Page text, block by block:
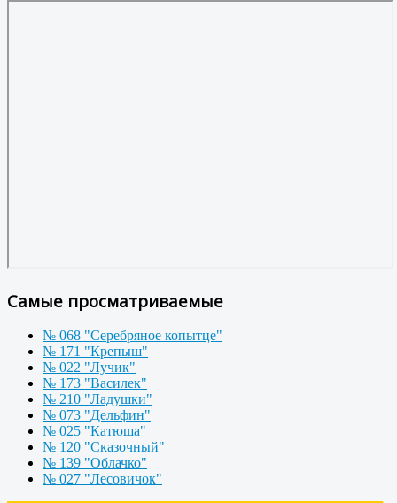
Самые просматриваемые
№ 068 "Серебряное копытце"
№ 171 "Крепыш"
№ 022 "Лучик"
№ 173 "Василек"
№ 210 "Ладушки"
№ 073 "Дельфин"
№ 025 "Катюша"
№ 120 "Сказочный"
№ 139 "Облачко"
№ 027 "Лесовичок"